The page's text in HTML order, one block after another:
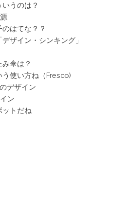
うのは？
はてな？？
ザイン・シンキング」
傘は？
使い方ね（Fresco)
デザイン
ン
ットだね